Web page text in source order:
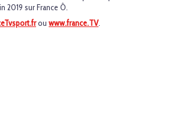
2019 sur France Ô.
ou www.france.TV.